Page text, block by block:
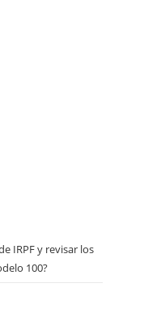
IRPF y revisar los
100?